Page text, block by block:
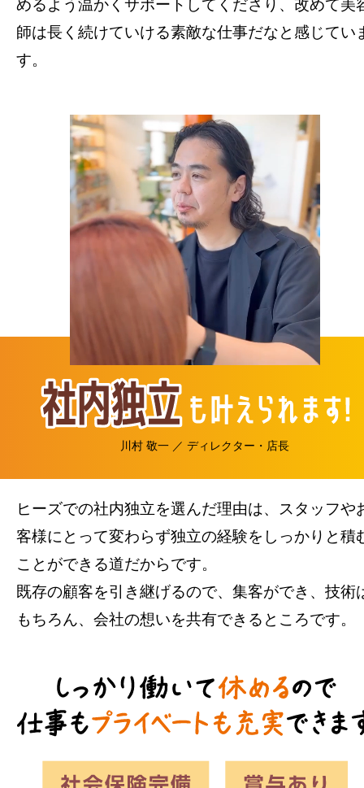
めるよう温かくサポートしてくださり、改めて美
師は長く続けていける素敵な仕事だなと感じてい
す。
川村 敬一 ／ ディレクター・店長
ヒーズでの社内独立を選んだ理由は、スタッフや
客様にとって変わらず独立の経験をしっかりと積
ことができる道だからです。
既存の顧客を引き継げるので、集客ができ、技術
もちろん、会社の想いを共有できるところです。